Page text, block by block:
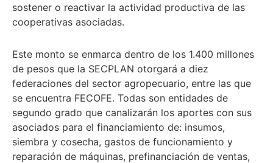
sostener o reactivar la actividad productiva de las
cooperativas asociadas.
Este monto se enmarca dentro de los 1.400 millones
de pesos que la SECPLAN otorgará a diez
federaciones del sector agropecuario, entre las que
se encuentra FECOFE. Todas son entidades de
segundo grado que canalizarán los aportes con sus
asociados para el financiamiento de: insumos,
siembra y cosecha, gastos de funcionamiento y
reparación de máquinas, prefinanciación de ventas,